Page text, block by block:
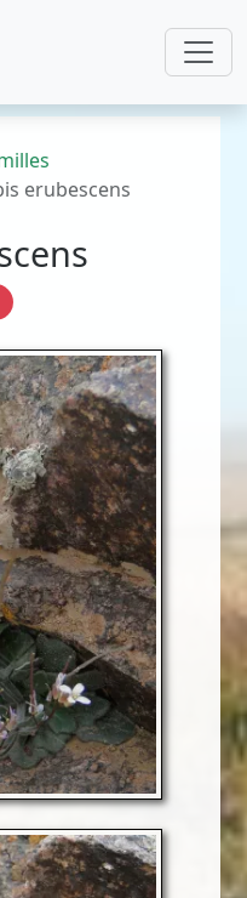
erubescens